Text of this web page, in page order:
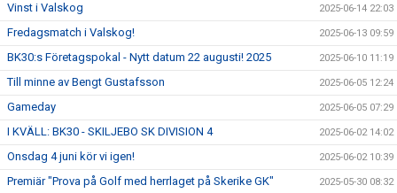
Vinst i Valskog 2025-06-14 22:03
Fredagsmatch i Valskog! 2025-06-13 09:59
BK30:s Företagspokal - Nytt datum 22 augusti! 2025 2025-06-10 11:19
Till minne av Bengt Gustafsson 2025-06-05 12:24
Gameday 2025-06-05 07:29
I KVÄLL: BK30 - SKILJEBO SK DIVISION 4 2025-06-02 14:02
Onsdag 4 juni kör vi igen! 2025-06-02 10:39
Premiär "Prova på Golf med herrlaget på Skerike GK" 2025-05-30 08:32